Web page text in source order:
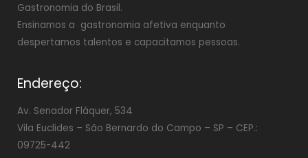
Gastronomia do Brasil.
Ensinamos a gastronomia afetiva enquanto
despertamos talentos e capacitamos pessoas.
Endereço:
Av. Senador Fláquer, 534
Vila Euclides – São Bernardo do Campo – SP – CEP.:
09725-442